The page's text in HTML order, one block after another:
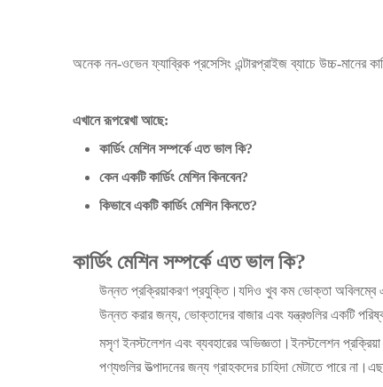
অনেক নন-ওভেন ফ্যাব্রিক প্রসেসিং এন্টারপ্রাইজ ব্যাচে উচ্চ-মানের
এখানে রূপরেখা আছে:
কার্ডিং মেশিন সম্পর্কে এত ভাল কি?
কেন একটি কার্ডিং মেশিন কিনবেন?
কিভাবে একটি কার্ডিং মেশিন কিনতে?
কার্ডিং মেশিন সম্পর্কে এত ভাল কি?
উন্নত প্রক্রিয়াকরণ প্রযুক্তি।যদিও খুব কম ভোক্তা অবিলম্বে
উন্নত করার জন্য, ভোক্তাদের বাজার এবং যন্ত্রগুলির একটি
মসৃণ ইনস্টলেশন এবং ব্যবহারের অভিজ্ঞতা।ইনস্টলেশন
পণ্যগুলির উত্পাদনের জন্য গ্রাহকদের চাহিদা মেটাতে পারে